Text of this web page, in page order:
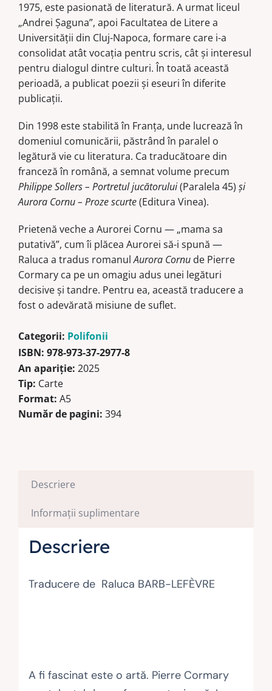
1975, este pasionată de literatură. A urmat liceul
„Andrei Șaguna”, apoi Facultatea de Litere a
Universității din Cluj-Napoca, formare care i-a
consolidat atât vocația pentru scris, cât și interesul
pentru dialogul dintre culturi. În toată această
perioadă, a publicat poezii și eseuri în diferite
publicații.
Din 1998 este stabilită în Franța, unde lucrează în
domeniul comunicării, păstrând în paralel o
legătură vie cu literatura. Ca traducătoare din
franceză în română, a semnat volume precum
Philippe Sollers – Portretul jucătorului(Paralela 45) și
Aurora Cornu – Proze scurte(Editura Vinea).
Prietenă veche a Aurorei Cornu — „mama sa
putativă”, cum îi plăcea Aurorei să-i spună —
Raluca a tradus romanulAurora Cornude Pierre
Cormary ca pe un omagiu adus unei legături
decisive și tandre. Pentru ea, această traducere a
fost o adevărată misiune de suflet.
Categorii: Polifonii
ISBN: 978-973-37-2977-8
An apariție: 2025
Tip: Carte
Format: A5
Număr de pagini: 394
Descriere
Informații suplimentare
Descriere
Traducere de Raluca BARB-LEFÈVRE
A fi fascinat este o artă. Pierre Cormary